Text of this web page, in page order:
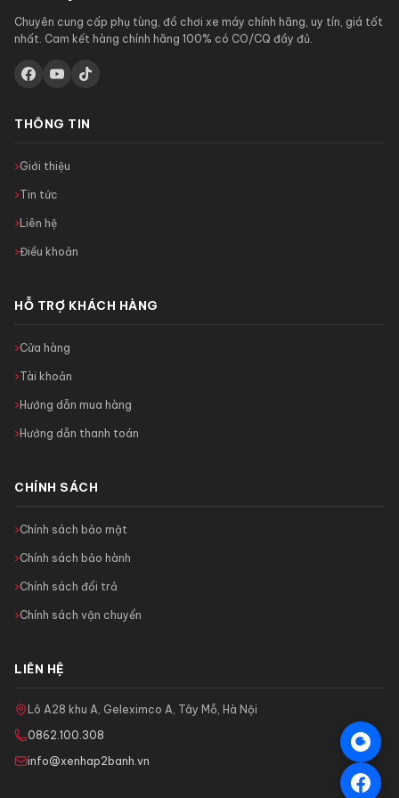
Chuyên cung cấp phụ tùng, đồ chơi xe máy chính hãng, uy tín, giá tốt
nhất. Cam kết hàng chính hãng 100% có CO/CQ đầy đủ.
THÔNG TIN
Giới thiệu
Tin tức
Liên hệ
Điều khoản
HỖ TRỢ KHÁCH HÀNG
Cửa hàng
Tài khoản
Hướng dẫn mua hàng
Hướng dẫn thanh toán
CHÍNH SÁCH
Chính sách bảo mật
Chính sách bảo hành
Chính sách đổi trả
Chính sách vận chuyển
LIÊN HỆ
Lô A28 khu A, Geleximco A, Tây Mỗ, Hà Nội
0862.100.308
info@xenhap2banh.vn